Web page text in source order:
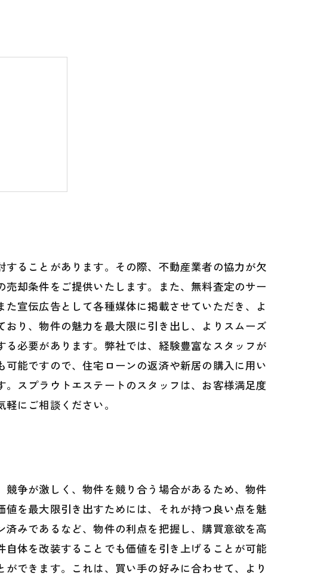
ることがあります。その際、不動産業者の協力が欠
却条件をご提供いたします。また、無料査定のサー
宣伝広告として各種媒体に掲載させていただき、よ
り、物件の魅力を最大限に引き出し、よりスムーズ
必要があります。弊社では、経験豊富なスタッフが
能ですので、住宅ローンの返済や新居の購入に用い
スプラウトエステートのスタッフは、お客様満足度
にご相談ください。
争が激しく、物件を競り合う場合があるため、物件
を最大限引き出すためには、それが持つ良い点を魅
みであるなど、物件の利点を把握し、購買意欲を高
体を改装することでも価値を引き上げることが可能
できます。これは、買い手の好みに合わせて、より